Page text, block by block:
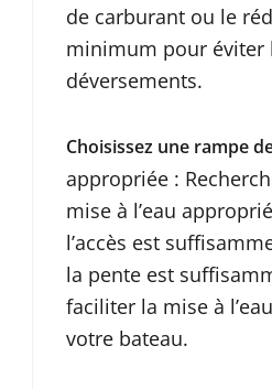
de carburant ou le
minimum pour éviter
déversements.
Choisissez une rampe
appropriée :
mise à l’eau
l’accès est
la pente est
faciliter la mise à
votre bateau.